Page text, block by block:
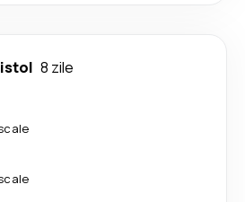
8 zile